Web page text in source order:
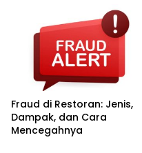
Fraud di Restoran: Jenis,
Dampak, dan Cara
Mencegahnya